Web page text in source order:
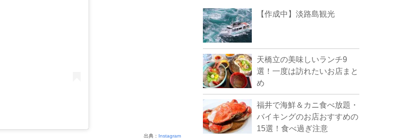
出典： Instagram
【作成中】淡路島観光
天橋立の美味しいランチ9
選！一度は訪れたいお店まと
め
福井で海鮮＆カニ食べ放題・
バイキングのお店おすすめの
15選！食べ過ぎ注意